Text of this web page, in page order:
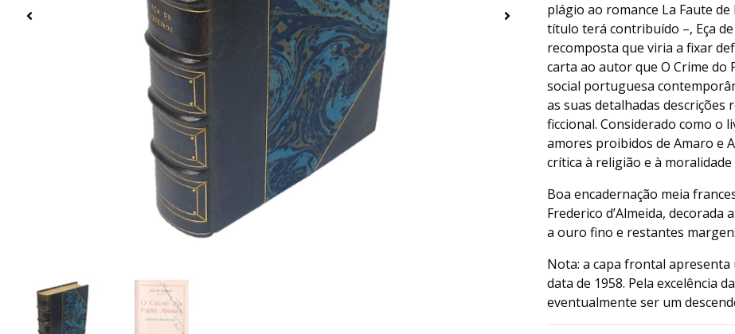
plágio ao romance La Faute
título terá contribuído –, Eça
recomposta que viria a fixar
carta ao autor que O Crime do
social portuguesa
as suas detalhadas
ficcional. Considerado como
amores proibidos de Amaro e
crítica à religião e à moralidade
Boa encadernação meia
Frederico d’Almeida,
a ouro fino e restantes
Nota: a capa frontal
data de 1958. Pela excelência
eventualmente ser um